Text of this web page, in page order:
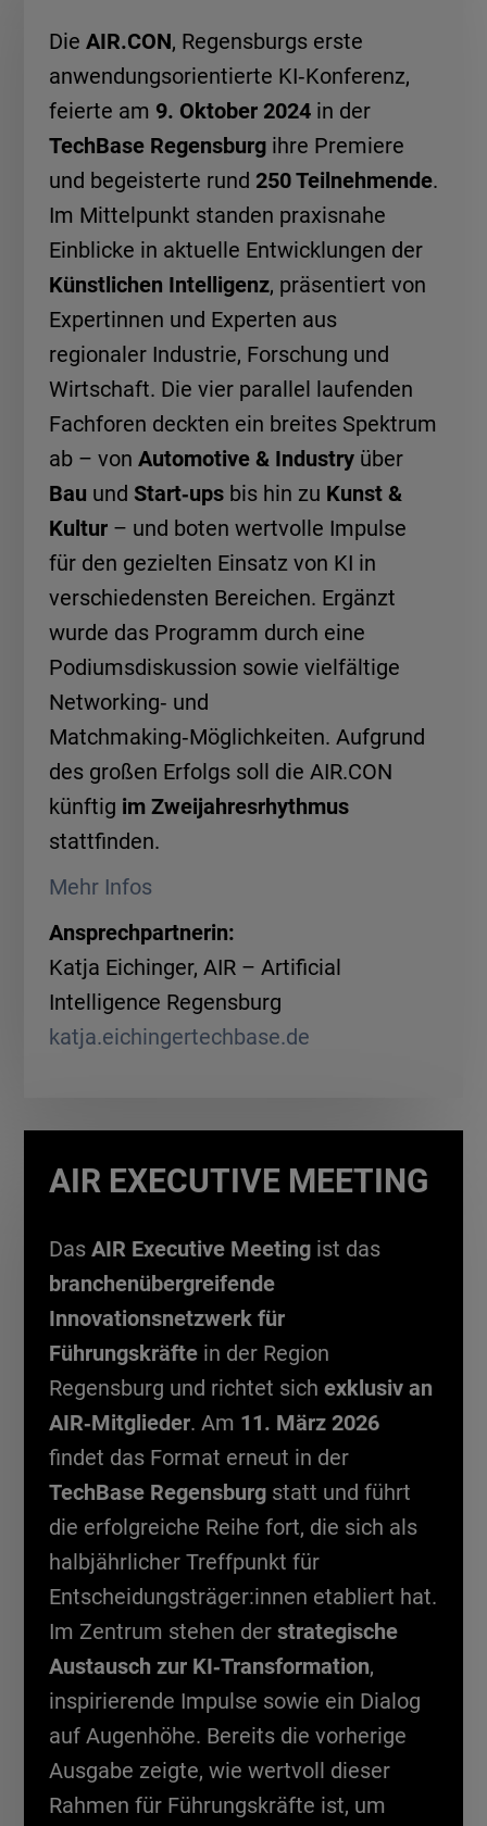
Die AIR.CON, Regensburgs erste
anwendungsorientierte KI‑Konferenz,
feierte am 9. Oktober 2024in der
TechBase Regensburgihre Premiere
und begeisterte rund 250 Teilnehmende.
Im Mittelpunkt standen praxisnahe
Einblicke in aktuelle Entwicklungen der
Künstlichen Intelligenz, präsentiert von
Expertinnen und Experten aus
regionaler Industrie, Forschung und
Wirtschaft. Die vier parallel laufenden
Fachforen deckten ein breites Spektrum
ab – von Automotive & Industryüber
Bau und Start‑upsbis hin zu Kunst &
Kultur– und boten wertvolle Impulse
für den gezielten Einsatz von KI in
verschiedensten Bereichen. Ergänzt
wurde das Programm durch eine
Podiumsdiskussion sowie vielfältige
Networking‑ und
Matchmaking‑Möglichkeiten. Aufgrund
des großen Erfolgs soll die AIR.CON
künftig im Zweijahresrhythmus
stattfinden.
Mehr Infos
Ansprechpartnerin:
Katja Eichinger, AIR – Artificial
Intelligence Regensburg
katja.eichingertechbase.de
AIR EXECUTIVE MEETING
Das AIR Executive Meetingist das
branchenübergreifende
Innovationsnetzwerk für
Führungskräftein der Region
Regensburg und richtet sich exklusiv an
AIR‑Mitglieder. Am 11. März 2026
findet das Format erneut in der
TechBase Regensburgstatt und führt
die erfolgreiche Reihe fort, die sich als
halbjährlicher Treffpunkt für
Entscheidungsträger:innen etabliert hat.
Im Zentrum stehen der strategische
Austausch zur KI‑Transformation,
inspirierende Impulse sowie ein Dialog
auf Augenhöhe. Bereits die vorherige
Ausgabe zeigte, wie wertvoll dieser
Rahmen für Führungskräfte ist, um